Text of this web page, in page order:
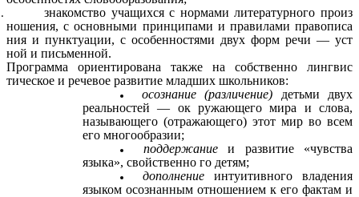
знакомство учащихся с нормами литературного произ
ношения, с основными принципами и правилами правописа
ния и пунктуации, с особенностями двух форм речи — уст
ной и письменной.
Программа ориентирована также на собственно лингвис
тическое и речевое развитие младших школьников:
осознание (различение) детьми двух
реальностей — ок ружающего мира и слова,
называющего (отражающего) этот мир во всем
его многообразии;
поддержаниеи развитие «чувства
языка», свойственно го детям;
дополнениеинтуитивного владения
языком осознанным отношением к его фактам и